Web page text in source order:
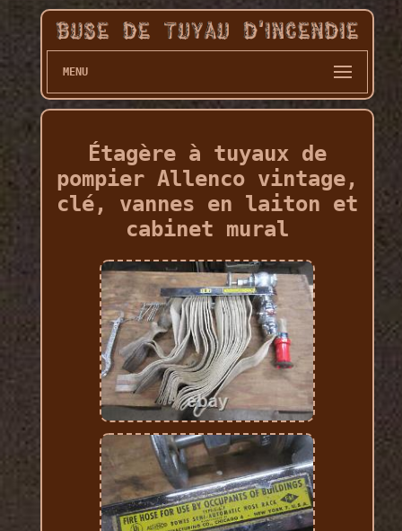
MENU
Étagère à tuyaux de
pompier Allenco vintage,
clé, vannes en laiton et
cabinet mural